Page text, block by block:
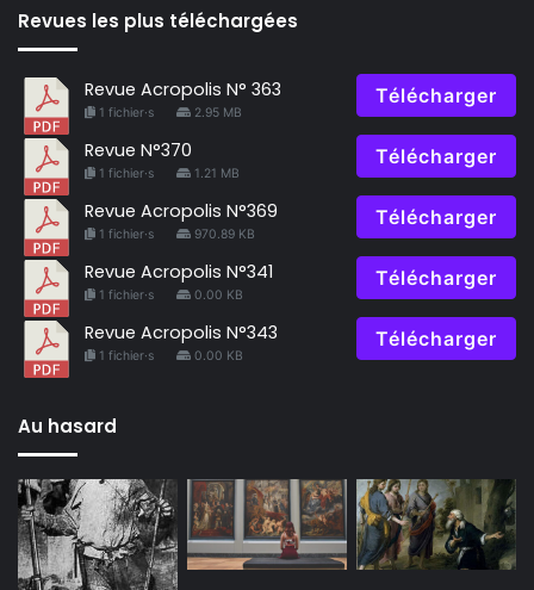
Revues les plus téléchargées
Revue Acropolis N° 363
1 fichier·s 2.95 MB
Télécharger
Revue N°370
1 fichier·s 1.21 MB
Télécharger
Revue Acropolis N°369
1 fichier·s 970.89 KB
Télécharger
Revue Acropolis N°341
1 fichier·s 0.00 KB
Télécharger
Revue Acropolis N°343
1 fichier·s 0.00 KB
Télécharger
Au hasard